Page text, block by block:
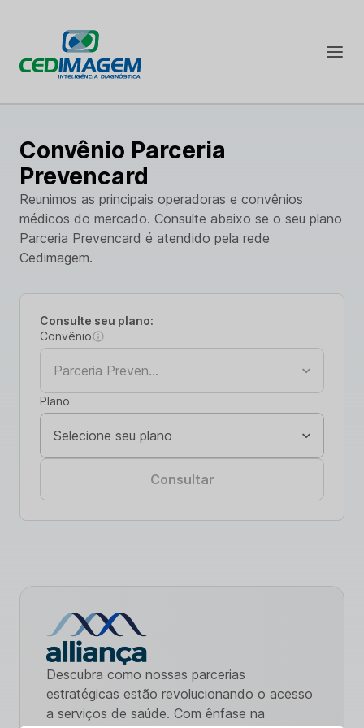
Convênio Parceria
Prevencard
Reunimos as principais operadoras e convênios
médicos do mercado. Consulte abaixo se o seu plano
Parceria Prevencard é atendido pela rede
Cedimagem.
Consulte seu plano:
Convênio
Plano
Consultar
Descubra como nossas parcerias
estratégicas estão revolucionando o acesso
a serviços de saúde. Com ênfase na